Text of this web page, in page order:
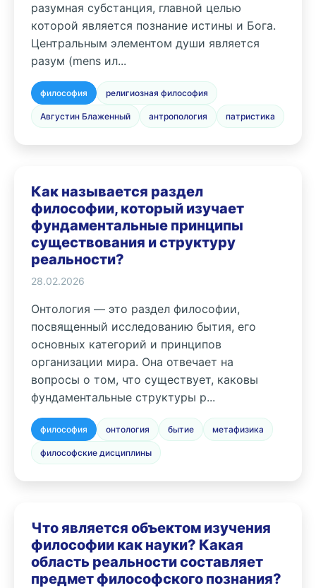
разумная субстанция, главной целью
которой является познание истины и Бога.
Центральным элементом души является
разум (mens ил...
философия религиозная философия
Августин Блаженный антропология патристика
Как называется раздел
философии, который изучает
фундаментальные принципы
существования и структуру
реальности?
28.02.2026
Онтология — это раздел философии,
посвященный исследованию бытия, его
основных категорий и принципов
организации мира. Она отвечает на
вопросы о том, что существует, каковы
фундаментальные структуры р...
философия онтология бытие метафизика
философские дисциплины
Что является объектом изучения
философии как науки? Какая
область реальности составляет
предмет философского познания?